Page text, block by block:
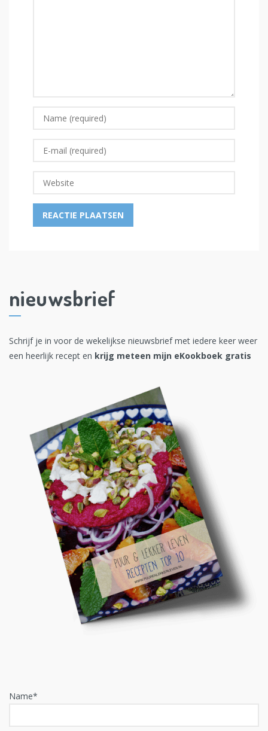
nieuwsbrief
Schrijf je in voor de wekelijkse nieuwsbrief met iedere keer weer
een heerlijk recept en krijg meteen mijn eKookboek gratis
Name*